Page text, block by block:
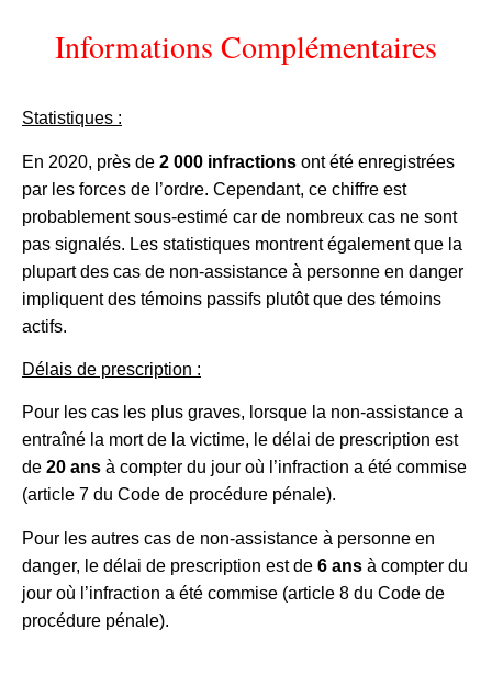
Informations Complémentaires
Statistiques :
En 2020, près de 2 000 infractions ont été enregistrées
par les forces de l’ordre. Cependant, ce chiffre est
probablement sous-estimé car de nombreux cas ne sont
pas signalés. Les statistiques montrent également que la
plupart des cas de non-assistance à personne en danger
impliquent des témoins passifs plutôt que des témoins
actifs.
Délais de prescription :
Pour les cas les plus graves, lorsque la non-assistance a
entraîné la mort de la victime, le délai de prescription est
de 20 ans à compter du jour où l’infraction a été commise
(article 7 du Code de procédure pénale).
Pour les autres cas de non-assistance à personne en
danger, le délai de prescription est de 6 ans à compter du
jour où l’infraction a été commise (article 8 du Code de
procédure pénale).